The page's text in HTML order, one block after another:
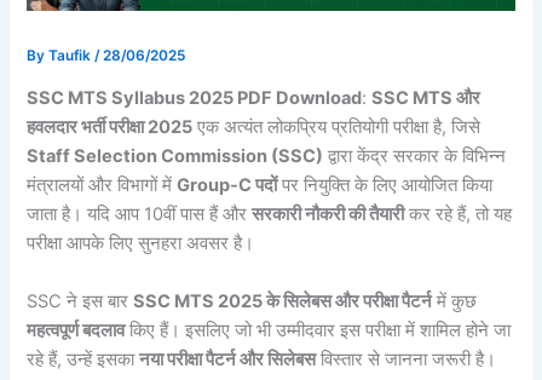
ByTaufik/28/06/2025
SSC MTS Syllabus 2025 PDF Download:SSC MTS और
हवलदार भर्ती परीक्षा 2025 एक अत्यंत लोकप्रिय प्रतियोगी परीक्षा है, जिसे
Staff Selection Commission (SSC) द्वारा केंद्र सरकार के विभिन्न
मंत्रालयों और विभागों मेंGroup-C पदोंपर नियुक्ति के लिए आयोजित किया
जाता है। यदि आप 10वीं पास हैं औरसरकारी नौकरी की तैयारीकर रहे हैं, तो यह
परीक्षा आपके लिए सुनहरा अवसर है।
SSC ने इस बारSSC MTS 2025 के सिलेबस और परीक्षा पैटर्नमें कुछ
महत्वपूर्ण बदलावकिए हैं। इसलिए जो भी उम्मीदवार इस परीक्षा में शामिल होने जा
रहे हैं, उन्हें इसकानया परीक्षा पैटर्न और सिलेबसविस्तार से जानना जरूरी है।